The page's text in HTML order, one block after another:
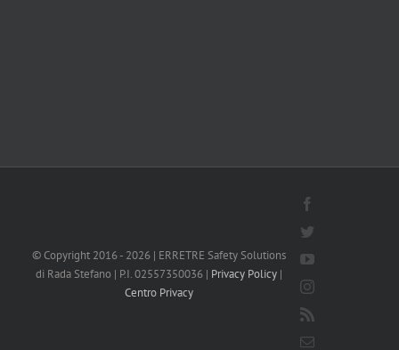
© Copyright 2016 - 2026 | ERRETRE Safety Solutions
di Rada Stefano | P.I. 02557350036 | Privacy Policy |
Centro Privacy
YouTube
Instagram
Email